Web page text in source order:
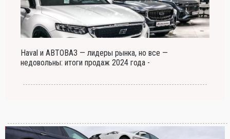
Haval и АВТОВАЗ — лидеры рынка, но все —
недовольны: итоги продаж 2024 года -